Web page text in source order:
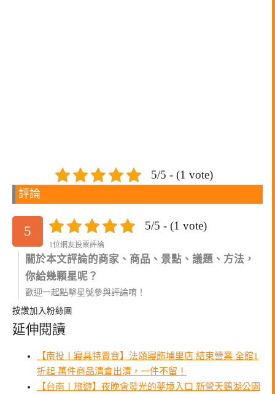
5/5 - (1 vote)
評論
5 5/5 - (1 vote)
1位網友投票評論
關於本文評論的商家、商品、景點、議題、方法，
你給幾顆星呢？
歡迎一起點擊星號參與評論唷！
按讚加入粉絲團
延伸閱讀
【南投〡寢具特賣會】法頌寢飾埔里店 結束營業 全館1
折起 萬件商品清倉出清，一件不留！
【台南〡旅遊】夜晚會發光的夢境入口 新營天鵝湖公園